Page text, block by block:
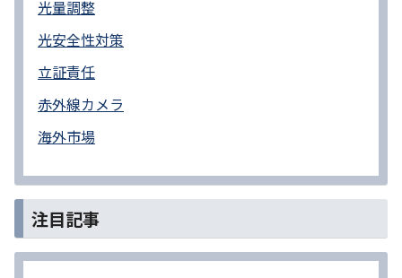
光量調整
光安全性対策
立証責任
赤外線カメラ
海外市場
注目記事